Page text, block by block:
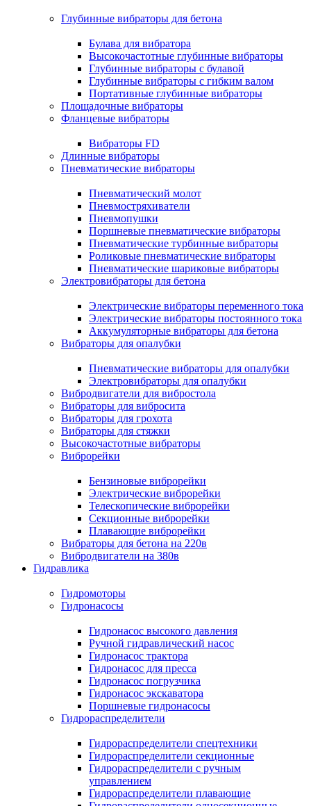
Глубинные вибраторы для бетона
Булава для вибратора
Высокочастотные глубинные вибраторы
Глубинные вибраторы с булавой
Глубинные вибраторы с гибким валом
Портативные глубинные вибраторы
Площадочные вибраторы
Фланцевые вибраторы
Вибраторы FD
Длинные вибраторы
Пневматические вибраторы
Пневматический молот
Пневмостряхиватели
Пневмопушки
Поршневые пневматические вибраторы
Пневматические турбинные вибраторы
Роликовые пневматические вибраторы
Пневматические шариковые вибраторы
Электровибраторы для бетона
Электрические вибраторы переменного тока
Электрические вибраторы постоянного тока
Аккумуляторные вибраторы для бетона
Вибраторы для опалубки
Пневматические вибраторы для опалубки
Электровибраторы для опалубки
Вибродвигатели для вибростола
Вибраторы для вибросита
Вибраторы для грохота
Вибраторы для стяжки
Высокочастотные вибраторы
Виброрейки
Бензиновые виброрейки
Электрические виброрейки
Телескопические виброрейки
Секционные виброрейки
Плавающие виброрейки
Вибраторы для бетона на 220в
Вибродвигатели на 380в
Гидравлика
Гидромоторы
Гидронасосы
Гидронасос высокого давления
Ручной гидравлический насос
Гидронасос трактора
Гидронасос для пресса
Гидронасос погрузчика
Гидронасос экскаватора
Поршневые гидронасосы
Гидрораспределители
Гидрораспределители спецтехники
Гидрораспределители секционные
Гидрораспределители с ручным
управлением
Гидрораспределители плавающие